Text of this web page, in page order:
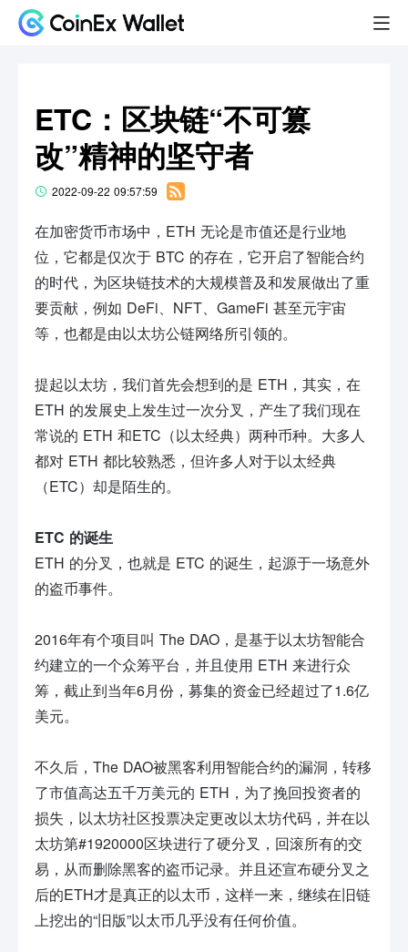
ETC：区块链“不可篡
改”精神的坚守者
2022-09-22 09:57:59
在加密货币市场中，ETH 无论是市值还是行业地
位，它都是仅次于 BTC 的存在，它开启了智能合约
的时代，为区块链技术的大规模普及和发展做出了重
要贡献，例如 DeFi、NFT、GameFi 甚至元宇宙
等，也都是由以太坊公链网络所引领的。
提起以太坊，我们首先会想到的是 ETH，其实，在
ETH 的发展史上发生过一次分叉，产生了我们现在
常说的 ETH 和ETC（以太经典）两种币种。大多人
都对 ETH 都比较熟悉，但许多人对于以太经典
（ETC）却是陌生的。
ETC 的诞生
ETH 的分叉，也就是 ETC 的诞生，起源于一场意外
的盗币事件。
2016年有个项目叫 The DAO，是基于以太坊智能合
约建立的一个众筹平台，并且使用 ETH 来进行众
筹，截止到当年6月份，募集的资金已经超过了1.6亿
美元。
不久后，The DAO被黑客利用智能合约的漏洞，转移
了市值高达五千万美元的 ETH，为了挽回投资者的
损失，以太坊社区投票决定更改以太坊代码，并在以
太坊第#1920000区块进行了硬分叉，回滚所有的交
易，从而删除黑客的盗币记录。并且还宣布硬分叉之
后的ETH才是真正的以太币，这样一来，继续在旧链
上挖出的“旧版”以太币几乎没有任何价值。